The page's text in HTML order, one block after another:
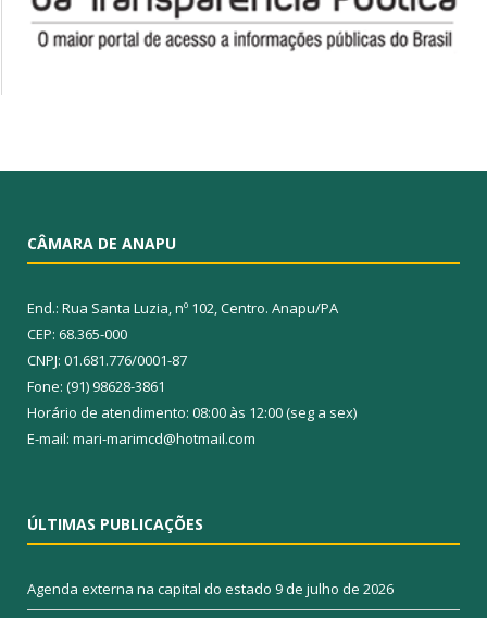
CÂMARA DE ANAPU
End.: Rua Santa Luzia, nº 102, Centro. Anapu/PA
CEP: 68.365-000
CNPJ: 01.681.776/0001-87
Fone: (91) 98628-3861
Horário de atendimento: 08:00 às 12:00 (seg a sex)
E-mail: mari-marimcd@hotmail.com
ÚLTIMAS PUBLICAÇÕES
Agenda externa na capital do estado 9 de julho de 2026